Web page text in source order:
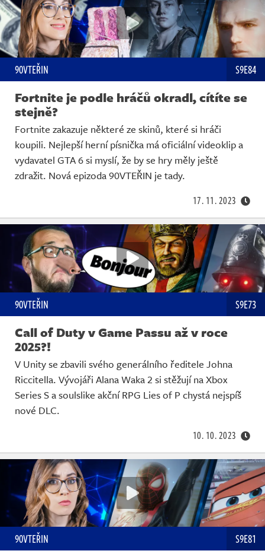
90VTEŘIN S9E84
Fortnite je podle hráčů okradl, cítíte se
stejně?
Fortnite zakazuje některé ze skinů, které si hráči
koupili. Nejlepší herní písnička má oficiální videoklip a
vydavatel GTA 6 si myslí, že by se hry měly ještě
zdražit. Nová epizoda 90VTEŘIN je tady.
17. 11. 2023
90VTEŘIN S9E73
Call of Duty v Game Passu až v roce
2025?!
V Unity se zbavili svého generálního ředitele Johna
Riccitella. Vývojáři Alana Waka 2 si stěžují na Xbox
Series S a soulslike akční RPG Lies of P chystá nejspíš
nové DLC.
10. 10. 2023
90VTEŘIN S9E81